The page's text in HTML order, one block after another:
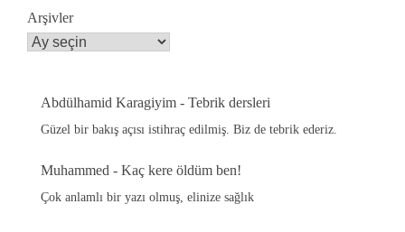
Arşivler
Abdülhamid Karagiyim - Tebrik dersleri
Güzel bir bakış açısı istihraç edilmiş. Biz de tebrik ederiz.
Muhammed - Kaç kere öldüm ben!
Çok anlamlı bir yazı olmuş, elinize sağlık